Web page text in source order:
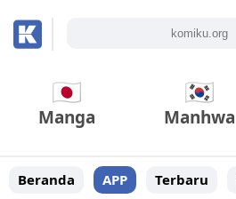
Manga Manhwa
Beranda APP Terbaru